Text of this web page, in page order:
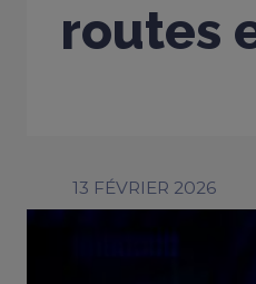
routes
13 FÉVRIER 2026